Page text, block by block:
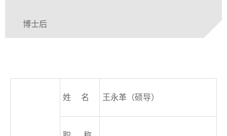
博士后
姓 名 王永革（硕导）